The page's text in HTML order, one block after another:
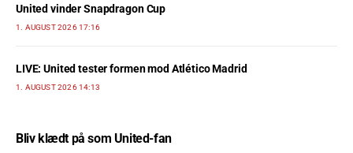
United vinder Snapdragon Cup
1. AUGUST 2026 17:16
LIVE: United tester formen mod Atlético Madrid
1. AUGUST 2026 14:13
Bliv klædt på som United-fan